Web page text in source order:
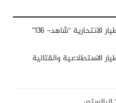
“شاهد- 136”
الاستطلاعية والقتالية